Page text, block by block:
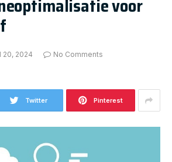
voor
20, 2024
No Comments
Twitter Pinterest